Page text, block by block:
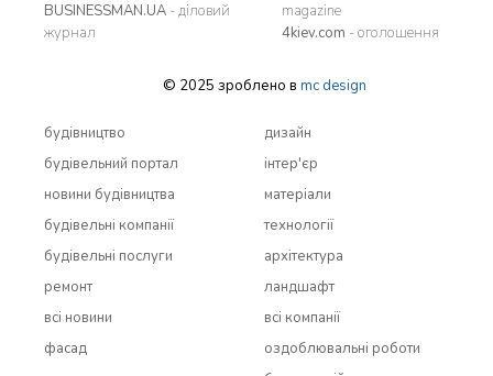
BUSINESSMAN.UA - діловий
журнал
magazine
4kiev.com - оголошення
© 2025 зроблено в mc design
будівництво
будівельний портал
новини будівництва
будівельні компанії
будівельні послуги
ремонт
всi новини
дизайн
інтер'єр
матеріали
технології
архітектура
ландшафт
всi компанії
фасад
оздоблювальні роботи